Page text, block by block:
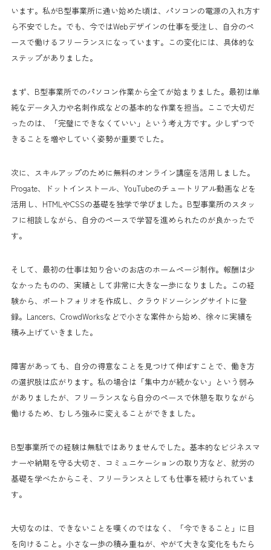
います。私がB型事業所に通い始めた頃は、パソコンの電源の入れ方す
ら不安でした。でも、今ではWebデザインの仕事を受注し、自分のペ
ースで働けるフリーランスになっています。この変化には、具体的な
ステップがありました。
まず、B型事業所でのパソコン作業から全てが始まりました。最初は単
純なデータ入力や名刺作成などの基本的な作業を担当。ここで大切だ
ったのは、「完璧にできなくていい」という考え方です。少しずつで
きることを増やしていく姿勢が重要でした。
次に、スキルアップのために無料のオンライン講座を活用しました。
Progate、ドットインストール、YouTubeのチュートリアル動画などを
活用し、HTMLやCSSの基礎を独学で学びました。B型事業所のスタッ
フに相談しながら、自分のペースで学習を進められたのが良かったで
す。
そして、最初の仕事は知り合いのお店のホームページ制作。報酬は少
なかったものの、実績として非常に大きな一歩になりました。この経
験から、ポートフォリオを作成し、クラウドソーシングサイトに登
録。Lancers、CrowdWorksなどで小さな案件から始め、徐々に実績を
積み上げていきました。
障害があっても、自分の得意なことを見つけて伸ばすことで、働き方
の選択肢は広がります。私の場合は「集中力が続かない」という弱み
がありましたが、フリーランスなら自分のペースで休憩を取りながら
働けるため、むしろ強みに変えることができました。
B型事業所での経験は無駄ではありませんでした。基本的なビジネスマ
ナーや納期を守る大切さ、コミュニケーションの取り方など、就労の
基礎を学べたからこそ、フリーランスとしても仕事を続けられていま
す。
大切なのは、できないことを嘆くのではなく、「今できること」に目
を向けること。小さな一歩の積み重ねが、やがて大きな変化をもたら